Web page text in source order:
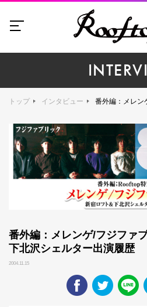
トップ インタビュー 番外編：メレンゲ/フジフ
番外編：メレンゲ/フジファ
下北沢シェルター出演履歴
2004.11.15